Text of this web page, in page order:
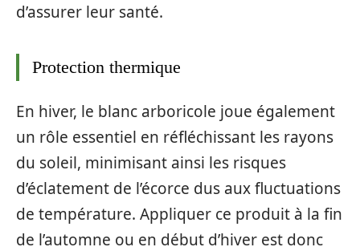
d’assurer leur santé.
Protection thermique
En hiver, le blanc arboricole joue également
un rôle essentiel en réfléchissant les rayons
du soleil, minimisant ainsi les risques
d’éclatement de l’écorce dus aux fluctuations
de température. Appliquer ce produit à la fin
de l’automne ou en début d’hiver est donc